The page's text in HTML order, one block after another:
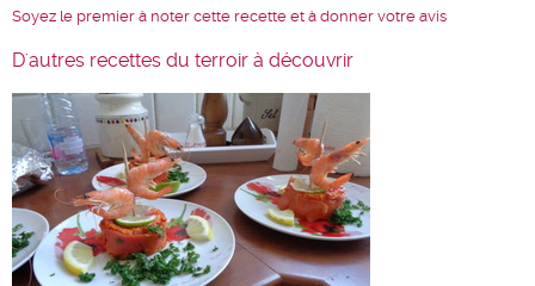
Soyez le premier à noter cette recette et à donner votre avis
D'autres recettes du terroir à découvrir